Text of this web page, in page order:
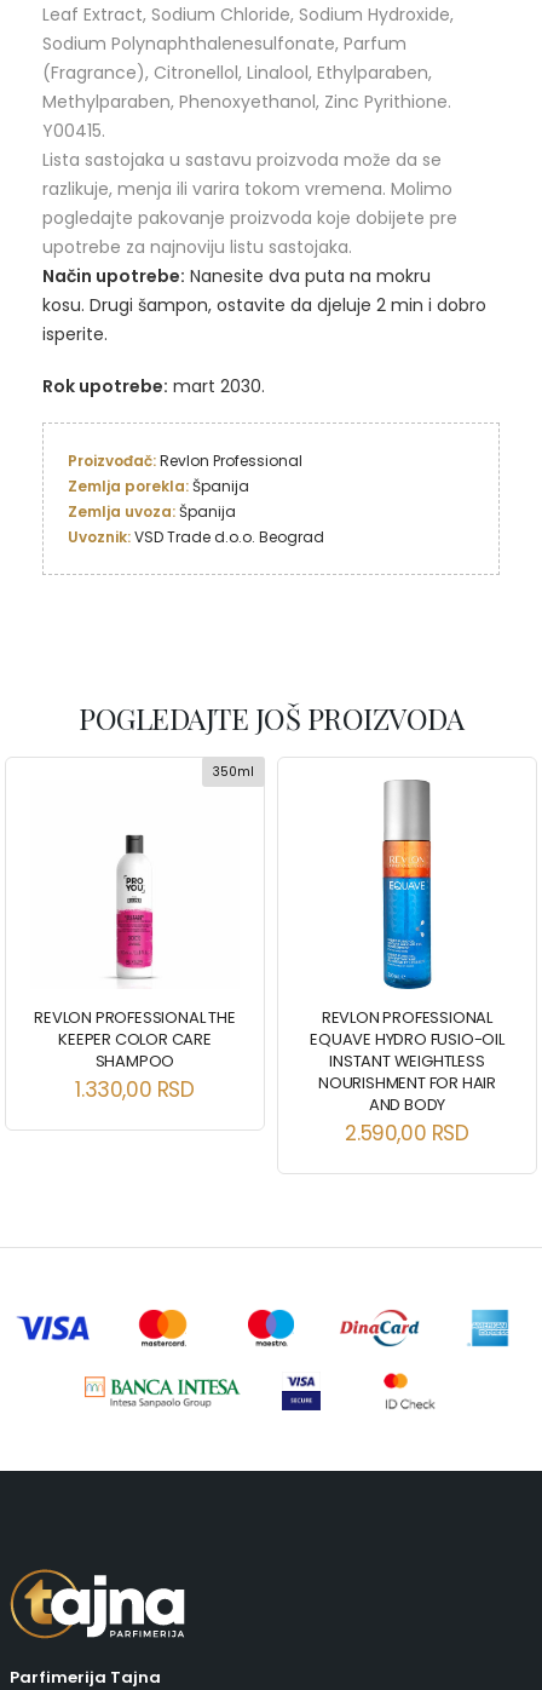
Leaf Extract, Sodium Chloride, Sodium Hydroxide,
Sodium Polynaphthalenesulfonate, Parfum
(Fragrance), Citronellol, Linalool, Ethylparaben,
Methylparaben, Phenoxyethanol, Zinc Pyrithione.
Y00415.
Lista sastojaka u sastavu proizvoda može da se
razlikuje, menja ili varira tokom vremena. Molimo
pogledajte pakovanje proizvoda koje dobijete pre
upotrebe za najnoviju listu sastojaka.
Način upotrebe: Nanesite dva puta na mokru
kosu. Drugi šampon, ostavite da djeluje 2 min i dobro
isperite.
Rok upotrebe: mart 2030.
Proizvođač: Revlon Professional
Zemlja porekla:
Zemlja uvoza:
Uvoznik: VSD Trade d.o.o. Beograd
POGLEDAJTE JOŠ PROIZVODA
350ml
REVLON PROFESSIONAL THE
KEEPER COLOR CARE
SHAMPOO
1.330,00 RSD
REVLON PROFESSIONAL
EQUAVE HYDRO FUSIO-OIL
INSTANT WEIGHTLESS
NOURISHMENT FOR HAIR
AND BODY
2.590,00 RSD
Parfimerija Tajna